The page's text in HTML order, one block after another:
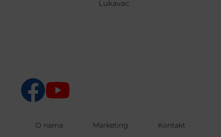
Lukavac
O nama Marketing Kontakt